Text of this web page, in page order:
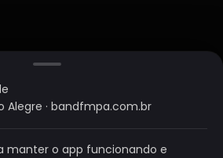
Alegre · bandfmpa.com.br
manter o app funcionando e